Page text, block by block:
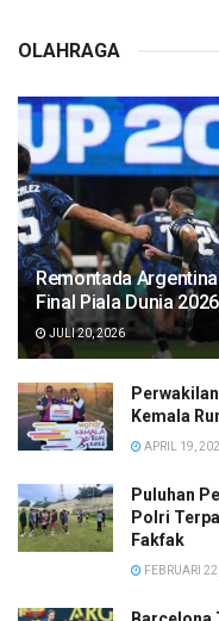
OLAHRAGA
Remontada
Final Piala Dunia 2026
JULI 20, 2026
Kemala
APRIL 19,
Puluhan
Polri
Fakfak
FEBRUARI